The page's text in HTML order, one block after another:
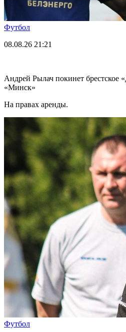
Футбол
08.08.26 21:21
Андрей Рылач покинет брестское
«Минск»
На правах аренды.
Футбол